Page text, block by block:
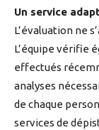
Un service
L’évaluation ne
L’équipe vérifie
effectués
analyses
de chaque
services de